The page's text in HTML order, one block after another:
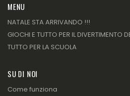
MENU
NATALE STA ARRIVANDO !!!
GIOCHI E TUTTO PER IL DIVERTIMENTO
TUTTO PER LA SCUOLA
SU DI NOI
Come funziona